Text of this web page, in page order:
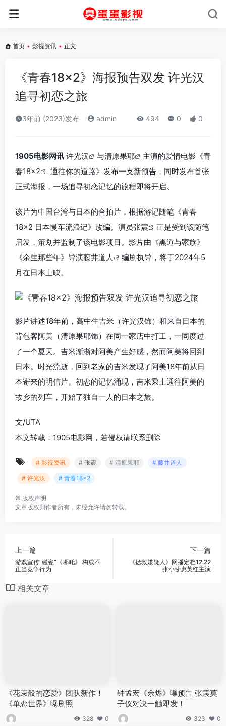
首页 • 影视资讯 • 正文
《青春18×2》海报预告双发 许光汉
追寻初恋之旅
3年前 (2023)发布 admin 494 0 0
1905电影网讯 许光汉 与清原果耶 主演的爱情电影《青
春18×2
通往你的道路》发布一支新预告，同时发布首张
正式海报，一场追寻初恋记忆的旅程即将开启。
该片为中国台湾与日本的合拍片，根据游记随笔《青春
18×2 日本慢车流浪记》改编。演员张震
正是受到该随笔
启发，策划并监制了该电影项目。影片由《黑道与家族》
《余生那些年》导演藤井道人
编剧执导，将于2024年5
月在日本上映。
影片讲述18年前，高中生吉米（许光汉饰）和来自日本的
背包客阿美（清原果耶饰）在同一家店中打工，一同度过
了一个夏天。吉米渐渐对阿美产生好感，然而阿美将回到
日本。时光流逝，回到老家的吉米发现了阿美18年前从日
本寄来的明信片。初恋的记忆涌现，吉米乘上通往阿美的
故乡的列车，开始了独自一人的日本之旅。
文/UTA
本文转载：1905电影网，若侵权请联系删除
# 影视资讯 # 张震 # 清原果耶
# 藤井道人
# 许光汉
# 青春18×2
© 版权声明
文章版权归作者所有，未经允许请勿转载。
上一篇
游戏宣传“碰瓷”《哪吒》 构成不
正当竞争行为
下一篇
《拯救嫌疑人》网播定档12.22
张小斐惠英红主演
相关文章
《花束般的恋爱》团队新作！
《单恋世界》曝剧照
328 0
钟孟宏《余烬》曝预告 张震莫
子仪对决一触即发！
323 0